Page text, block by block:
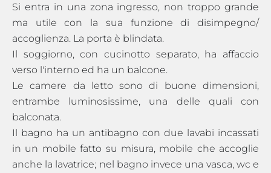
Si entra in una zona ingresso, non troppo grande
ma utile con la sua funzione di disimpegno/
accoglienza. La porta è blindata.
Il soggiorno, con cucinotto separato, ha affaccio
verso l'interno ed ha un balcone.
Le camere da letto sono di buone dimensioni,
entrambe luminosissime, una delle quali con
balconata.
Il bagno ha un antibagno con due lavabi incassati
in un mobile fatto su misura, mobile che accoglie
anche la lavatrice; nel bagno invece una vasca, wc e